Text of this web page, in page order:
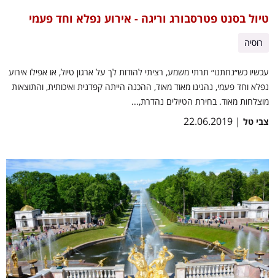
טיול בסנט פטרסבורג וריגה - אירוע נפלא וחד פעמי
רוסיה
עכשיו כש״נחתנו״ תרתי משמע, רציתי להודות לך על ארגון טיול, או אפילו אירוע
נפלא וחד פעמי, נהנינו מאוד מאוד, ההכנה הייתה קפדנית ואיכותית, והתוצאות
מוצלחות מאוד. בחירת הטיולים נהדרת,...
צבי טל | 22.06.2019